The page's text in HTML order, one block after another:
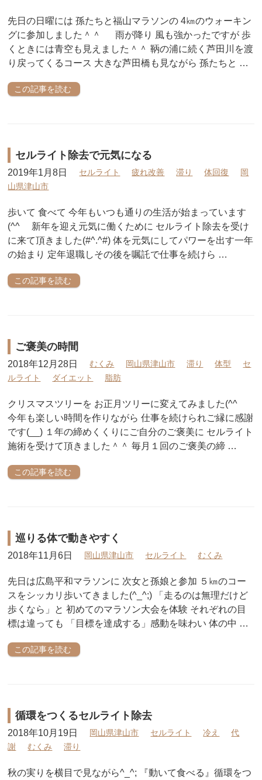
先日の日曜には 孫たちと福山マラソンの 4㎞のウォーキン
グに参加しました＾＾ 雨が降り 風も強かったですが 歩
くときには青空も見えました＾＾ 鞆の浦に続く芦田川を渡
り戻ってくるコース 大きな芦田橋も見ながら 孫たちと …
この記事を読む
セルライト除去で元気になる
2019年1月8日 セルライト 疲れ改善 滞り 体回復
岡
山県津山市
歩いて 食べて 今年もいつも通りの生活が始まっています
(^^ゞ 新年を迎え元気に働くために セルライト除去を受け
に来て頂きました(#^.^#) 体を元気にしてパワーを出す一年
の始まり 定年退職しその後を嘱託で仕事を続けら …
この記事を読む
ご褒美の時間
2018年12月28日 むくみ 岡山県津山市 滞り 体型
セ
ルライト
ダイエット 脂肪
クリスマスツリーを お正月ツリーに変えてみました(^^ゞ
今年も楽しい時間を作りながら 仕事を続けられご縁に感謝
です(__) １年の締めくくりにご自分のご褒美に セルライト
施術を受けて頂きました＾＾ 毎月１回のご褒美の締 …
この記事を読む
巡りる体で動きやすく
2018年11月6日 岡山県津山市 セルライト むくみ
先日は広島平和マラソンに 次女と孫娘と参加 ５㎞のコー
スをシッカリ歩いてきました(^_^;) 「走るのは無理だけど
歩くなら」と 初めてのマラソン大会を体験 それぞれの目
標は違っても 「目標を達成する」感動を味わい 体の中 …
この記事を読む
循環をつくるセルライト除去
2018年10月19日 岡山県津山市 セルライト 冷え
代
謝
むくみ 滞り
秋の実りを横目で見ながら^_^; 『動いて食べる』循環をつ